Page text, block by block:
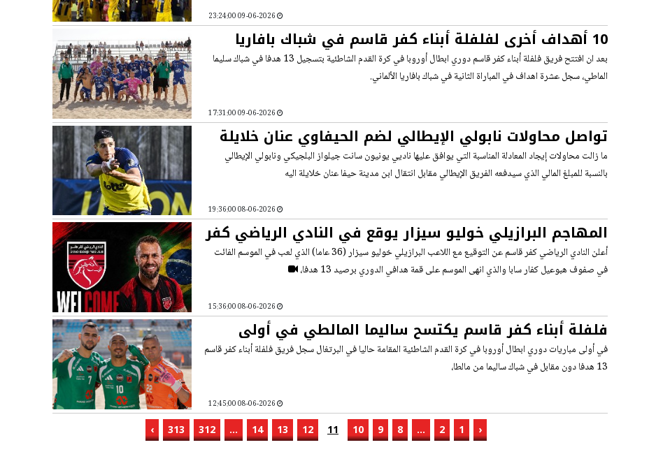
10 أهداف أخرى لفلفلة أبناء كفر قاسم في شباك بافاريا
الألماني
بعد ان افتتح فريق فلفلة أبناء كفر قاسم دوري ابطال أوروبا في كرة القدم الشاطئية بتسجيل 13 هدفا في شباك سليما
الماطي، سجل عشرة اهداف في المباراة الثانية في شباك بافاريا الألماني.
تواصل محاولات نابولي الإيطالي لضم الحيفاوي عنان خلايلة
بعد النجاح الباهر في الدوري البلجيكي
ما زالت محاولات إيجاد المعادلة المناسبة التي يوافق عليها ناديي يونيون سانت جيلواز البلجيكي ونابولي الإيطالي
بالنسبة للمبلغ المالي الذي سيدفعه الفريق الإيطالي مقابل انتقال ابن مدينة حيفا عنان خلايلة اليه
المهاجم البرازيلي خوليو سيزار يوقع في النادي الرياضي كفر
قاسم
أعلن النادي الرياضي كفر قاسم عن التوقيع مع اللاعب البرازيلي خوليو سيزار (36 عاما) الذي لعب في الموسم الفائت
في صفوف هبوعيل كفار سابا والذي انهى الموسم على قمة هدافي الدوري برصيد 13 هدفا،
فلفلة أبناء كفر قاسم يكتسح ساليما المالطي في أولى
مباريات بطولة أوروبا بتسجيل 13 هدفا
في أولى مباريات دوري ابطال أوروبا في كرة القدم الشاطئية المقامة حاليا في البرتغال سجل فريق فلفلة أبناء كفر قاسم
13 هدفا دون مقابل في شباك ساليما من مالطا،
‹
1
2
...
8
9
10
11
12
13
14
...
312
313
›